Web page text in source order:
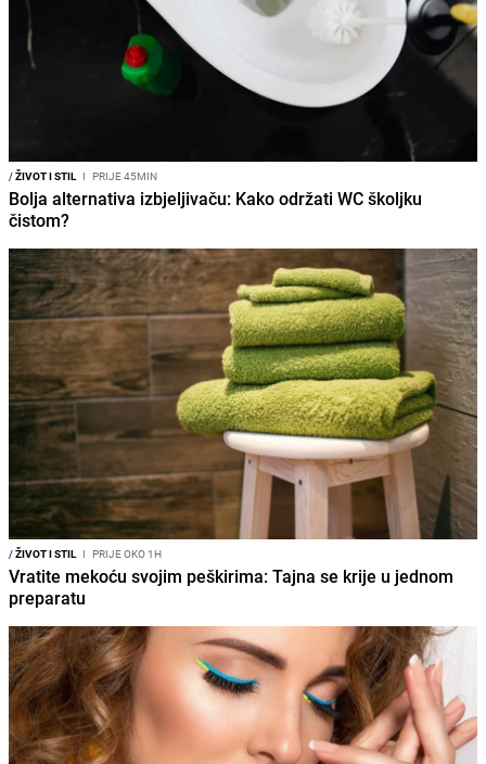
/ŽIVOT I STIL I PRIJE 45MIN
Bolja alternativa izbjeljivaču: Kako održati WC školjku
čistom?
/ŽIVOT I STIL I PRIJE OKO 1H
Vratite mekoću svojim peškirima: Tajna se krije u jednom
preparatu